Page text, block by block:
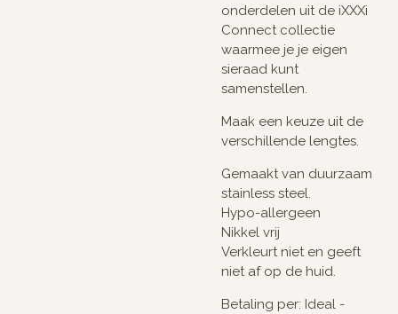
onderdelen uit de iXXXi
Connect collectie
waarmee je je eigen
sieraad kunt
samenstellen.
Maak een keuze uit de
verschillende lengtes.
Gemaakt van duurzaam
stainless steel.
Hypo-allergeen
Nikkel vrij
Verkleurt niet en geeft
niet af op de huid.
Betaling per: Ideal -